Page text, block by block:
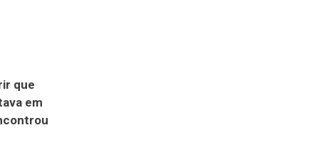
que
em